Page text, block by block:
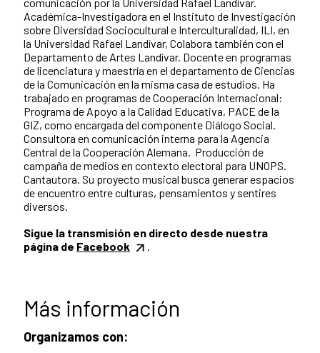
comunicación por la Universidad Rafael Landívar.
Académica-Investigadora en el Instituto de Investigación
sobre Diversidad Sociocultural e Interculturalidad, ILI, en
la Universidad Rafael Landívar, Colabora también con el
Departamento de Artes Landívar. Docente en programas
de licenciatura y maestría en el departamento de Ciencias
de la Comunicación en la misma casa de estudios. Ha
trabajado en programas de Cooperación Internacional:
Programa de Apoyo a la Calidad Educativa, PACE de la
GIZ, como encargada del componente Diálogo Social.
Consultora en comunicación interna para la Agencia
Central de la Cooperación Alemana. Producción de
campaña de medios en contexto electoral para UNOPS.
Cantautora. Su proyecto musical busca generar espacios
de encuentro entre culturas, pensamientos y sentires
diversos.
Sigue la transmisión en directo desde nuestra
página de Facebook .
Más información
Organizamos con: